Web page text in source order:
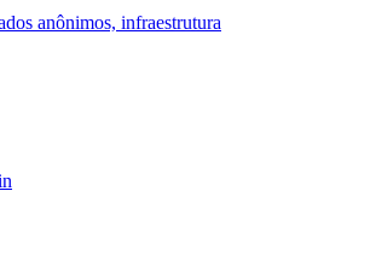
anônimos, infraestrutura